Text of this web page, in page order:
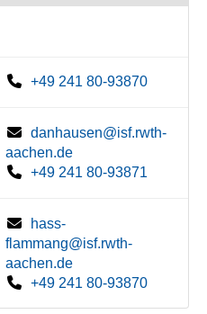
+49 241 80-93870
danhausen@isf.rwth-
aachen.de
+49 241 80-93871
hass-
flammang@isf.rwth-
aachen.de
+49 241 80-93870